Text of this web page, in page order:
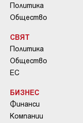
Политика
Общество
СВЯТ
Политика
Общество
ЕС
БИЗНЕС
Финанси
Компании